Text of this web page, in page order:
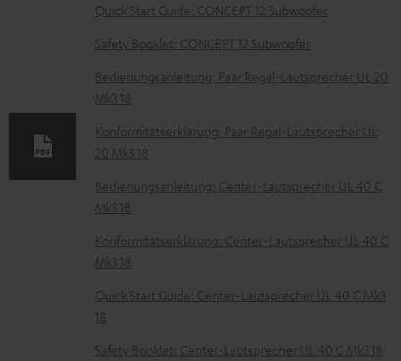
u
m
e
n
t
e
z
u
m
H
e
r
u
Quick Start Guide: CONCEPT 12 Subwoofer
Safety Booklet: CONCEPT 12 Subwoofer
Bedienungsanleitung: Paar Regal-Lautsprecher UL 20
Mk3 18
Konformitätserklärung: Paar Regal-Lautsprecher UL
20 Mk3 18
Bedienungsanleitung: Center-Lautsprecher UL 40 C
Mk3 18
Konformitätserklärung: Center-Lautsprecher UL 40 C
Mk3 18
Quick Start Guide: Center-Lautsprecher UL 40 C Mk3
18
Safety Booklet: Center-Lautsprecher UL 40 C Mk3 18